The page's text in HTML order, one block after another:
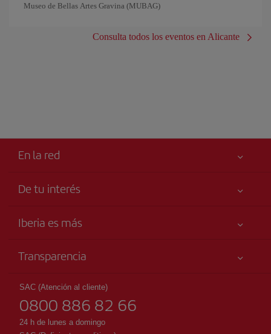
Museo de Bellas Artes Gravina (MUBAG)
Consulta todos los eventos en Alicante
En la red
De tu interés
Accesibilidad
Mapa del sitio
Sostenibilidad
Iberia es más
Grupo Iberia
Accionistas e Inversores
Nuestras Alianzas
British Airways
Transparencia
SAC (Atención al cliente)
0800 886 82 66
24 h de lunes a domingo